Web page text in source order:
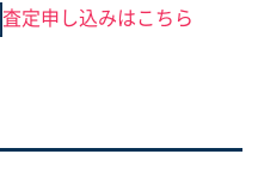
査定申し込みはこちら